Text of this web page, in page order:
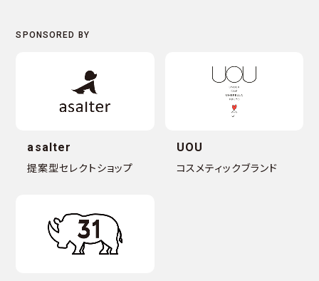
asalter
提案型セレクトショップ
UOU
コスメティックブランド